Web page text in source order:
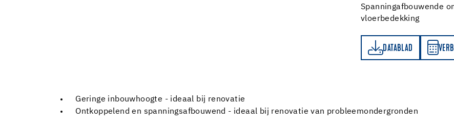
Spanningafbouwende
vloerbedekking
DATABLAD
VERBRUIKSBEREKENER
Geringe inbouwhoogte - ideaal bij renovatie
Ontkoppelend en spanningsafbouwend - ideaal bij renovatie van probleemondergronden